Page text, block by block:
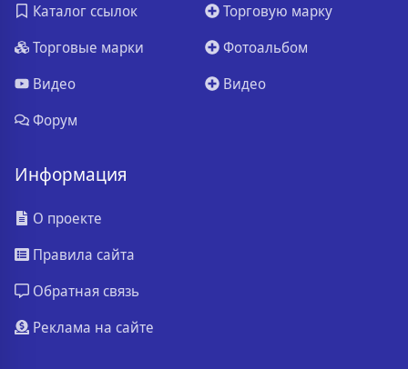
Каталог ссылок
Торговые марки
Видео
Форум
Торговую марку
Фотоальбом
Видео
Информация
О проекте
Правила сайта
Обратная связь
Реклама на сайте